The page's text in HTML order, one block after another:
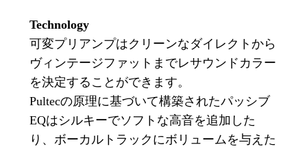
Technology
可変プリアンプはクリーンなダイレクトから
ヴィンテージファットまでレサウンドカラー
を決定することができます。
Pultecの原理に基づいて構築されたパッシブ
EQはシルキーでソフトな高音を追加した
り、ボーカルトラックにボリュームを与えた